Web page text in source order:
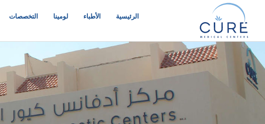
المحتوى
الرئيسية الأطباء لومينا التخصصات